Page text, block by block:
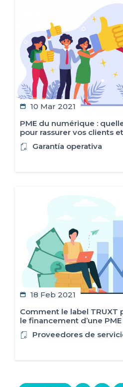
10 Mar 2021
PME du numérique :
pour rassurer vos clients
Garantía operativa
18 Feb 2021
Comment le label TRUXT
le financement d’une
Proveedores de